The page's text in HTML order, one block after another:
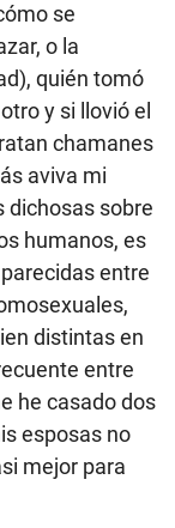
se
o la
quién tomó
y si llovió el
chamanes
aviva mi
dichosas sobre
humanos, es
entre
distintas en
entre
he casado dos
esposas no
mejor para